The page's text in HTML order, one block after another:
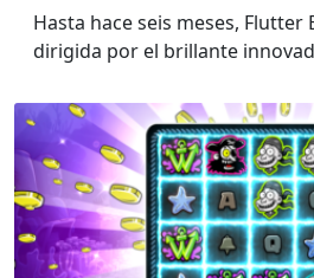
Hasta hace seis meses,
dirigida por el brillante